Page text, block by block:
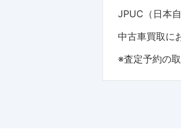
JPUC（日本
中古車買取に
※査定予約の